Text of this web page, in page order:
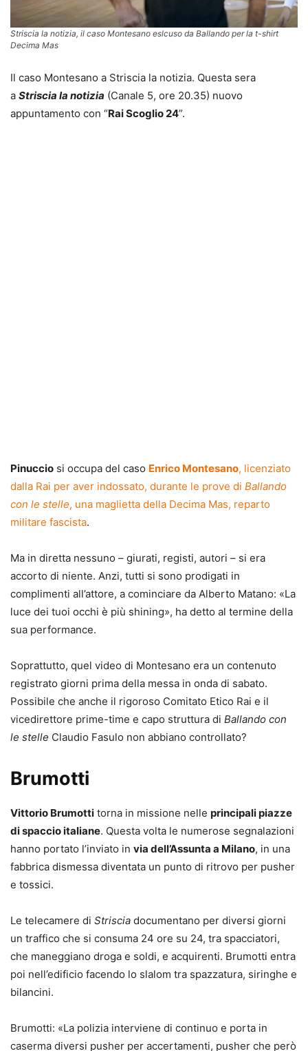
Striscia la notizia, il caso Montesano eslcuso da Ballando per la t-shirt
Decima Mas
Il caso Montesano a Striscia la notizia. Questa sera
a Striscia la notizia (Canale 5, ore 20.35) nuovo
appuntamento con “Rai Scoglio 24”.
Pinuccio si occupa del caso Enrico Montesano, licenziato
dalla Rai per aver indossato, durante le prove di Ballando
con le stelle, una maglietta della Decima Mas, reparto
militare fascista.
Ma in diretta nessuno – giurati, registi, autori – si era
accorto di niente. Anzi, tutti si sono prodigati in
complimenti all’attore, a cominciare da Alberto Matano: «La
luce dei tuoi occhi è più shining», ha detto al termine della
sua performance.
Soprattutto, quel video di Montesano era un contenuto
registrato giorni prima della messa in onda di sabato.
Possibile che anche il rigoroso Comitato Etico Rai e il
vicedirettore prime-time e capo struttura di Ballando con
le stelle Claudio Fasulo non abbiano controllato?
Brumotti
Vittorio Brumotti torna in missione nelle principali piazze
di spaccio italiane. Questa volta le numerose segnalazioni
hanno portato l’inviato in via dell’Assunta a Milano, in una
fabbrica dismessa diventata un punto di ritrovo per pusher
e tossici.
Le telecamere di Striscia documentano per diversi giorni
un traffico che si consuma 24 ore su 24, tra spacciatori,
che maneggiano droga e soldi, e acquirenti. Brumotti entra
poi nell’edificio facendo lo slalom tra spazzatura, siringhe e
bilancini.
Brumotti: «La polizia interviene di continuo e porta in
caserma diversi pusher per accertamenti, pusher che però